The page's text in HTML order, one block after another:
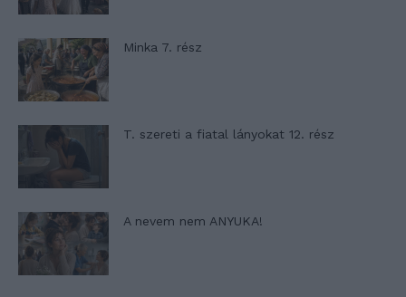
Minka 7. rész
T. szereti a fiatal lányokat 12. rész
A nevem nem ANYUKA!